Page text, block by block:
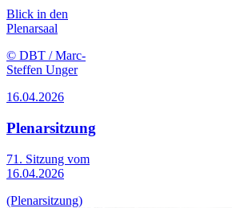
Blick in den
Plenarsaal
© DBT / Marc-
Steffen Unger
16.04.2026
Plenarsitzung
71. Sitzung vom
16.04.2026
(Plenarsitzung)